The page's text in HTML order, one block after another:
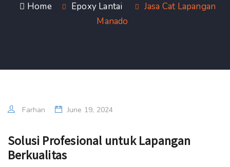
Home Epoxy Lantai
Jasa Cat Lapangan
Manado
Farhan June 19, 2024
Solusi Profesional untuk Lapangan
Berkualitas